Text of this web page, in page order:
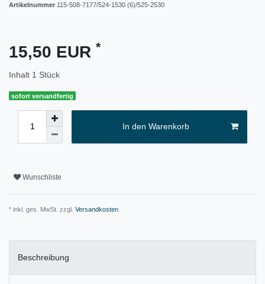
Artikelnummer 115-508-7177/524-1530 (6)/525-2530
15,50 EUR *
Inhalt 1 Stück
sofort versandfertig
In den Warenkorb
Wunschliste
* inkl. ges. MwSt. zzgl. Versandkosten
Beschreibung